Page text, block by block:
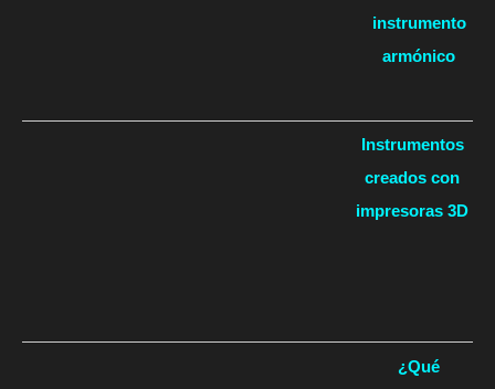
instrumento
armónico
Instrumentos
creados con
impresoras 3D
¿Qué